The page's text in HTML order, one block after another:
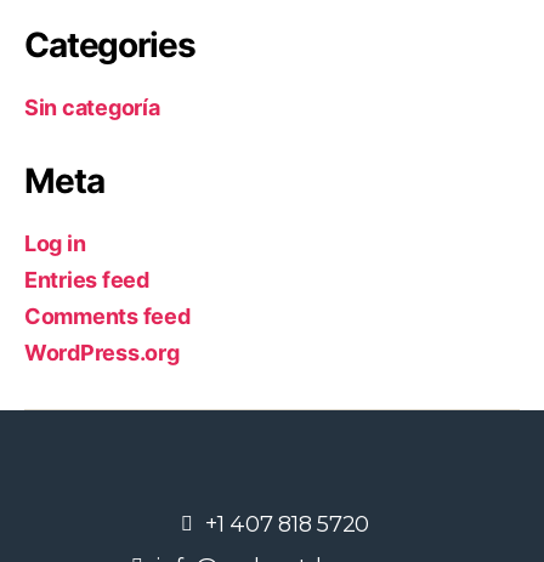
Categories
Sin categoría
Meta
Log in
Entries feed
Comments feed
WordPress.org
+1 407 818 5720